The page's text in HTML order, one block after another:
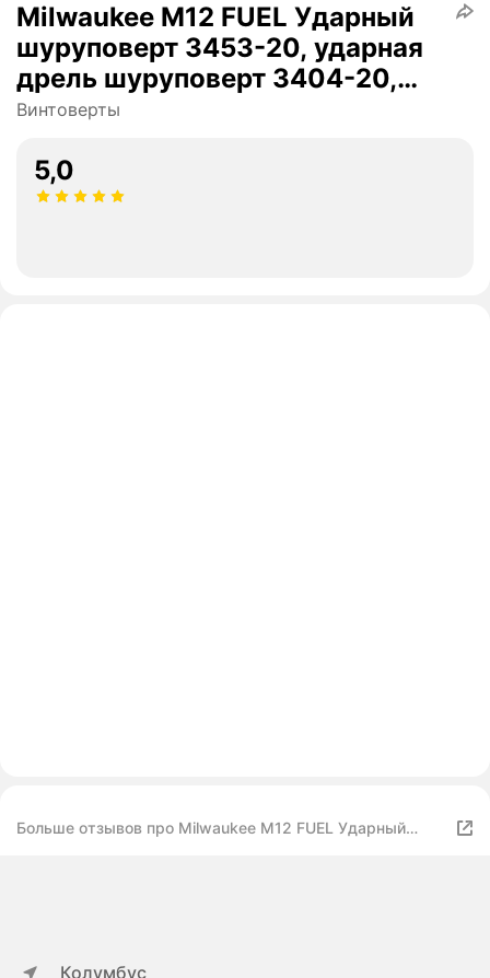
Milwaukee M12 FUEL Ударный
шуруповерт 3453-20, ударная
дрель шуруповерт 3404-20,
2АКБ 4Ah, ЗУ, сумка
Винтоверты
5,0
Больше отзывов про Milwaukee M12 FUEL Ударный
Колумбус